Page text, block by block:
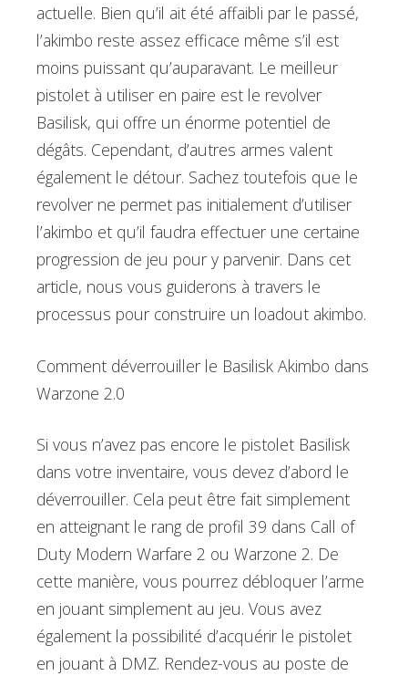
actuelle. Bien qu’il ait été affaibli par le passé,
l’akimbo reste assez efficace même s’il est
moins puissant qu’auparavant. Le meilleur
pistolet à utiliser en paire est le revolver
Basilisk, qui offre un énorme potentiel de
dégâts. Cependant, d’autres armes valent
également le détour. Sachez toutefois que le
revolver ne permet pas initialement d’utiliser
l’akimbo et qu’il faudra effectuer une certaine
progression de jeu pour y parvenir. Dans cet
article, nous vous guiderons à travers le
processus pour construire un loadout akimbo.
Comment déverrouiller le Basilisk Akimbo dans
Warzone 2.0
Si vous n’avez pas encore le pistolet Basilisk
dans votre inventaire, vous devez d’abord le
déverrouiller. Cela peut être fait simplement
en atteignant le rang de profil 39 dans Call of
Duty Modern Warfare 2 ou Warzone 2. De
cette manière, vous pourrez débloquer l’arme
en jouant simplement au jeu. Vous avez
également la possibilité d’acquérir le pistolet
en jouant à DMZ. Rendez-vous au poste de